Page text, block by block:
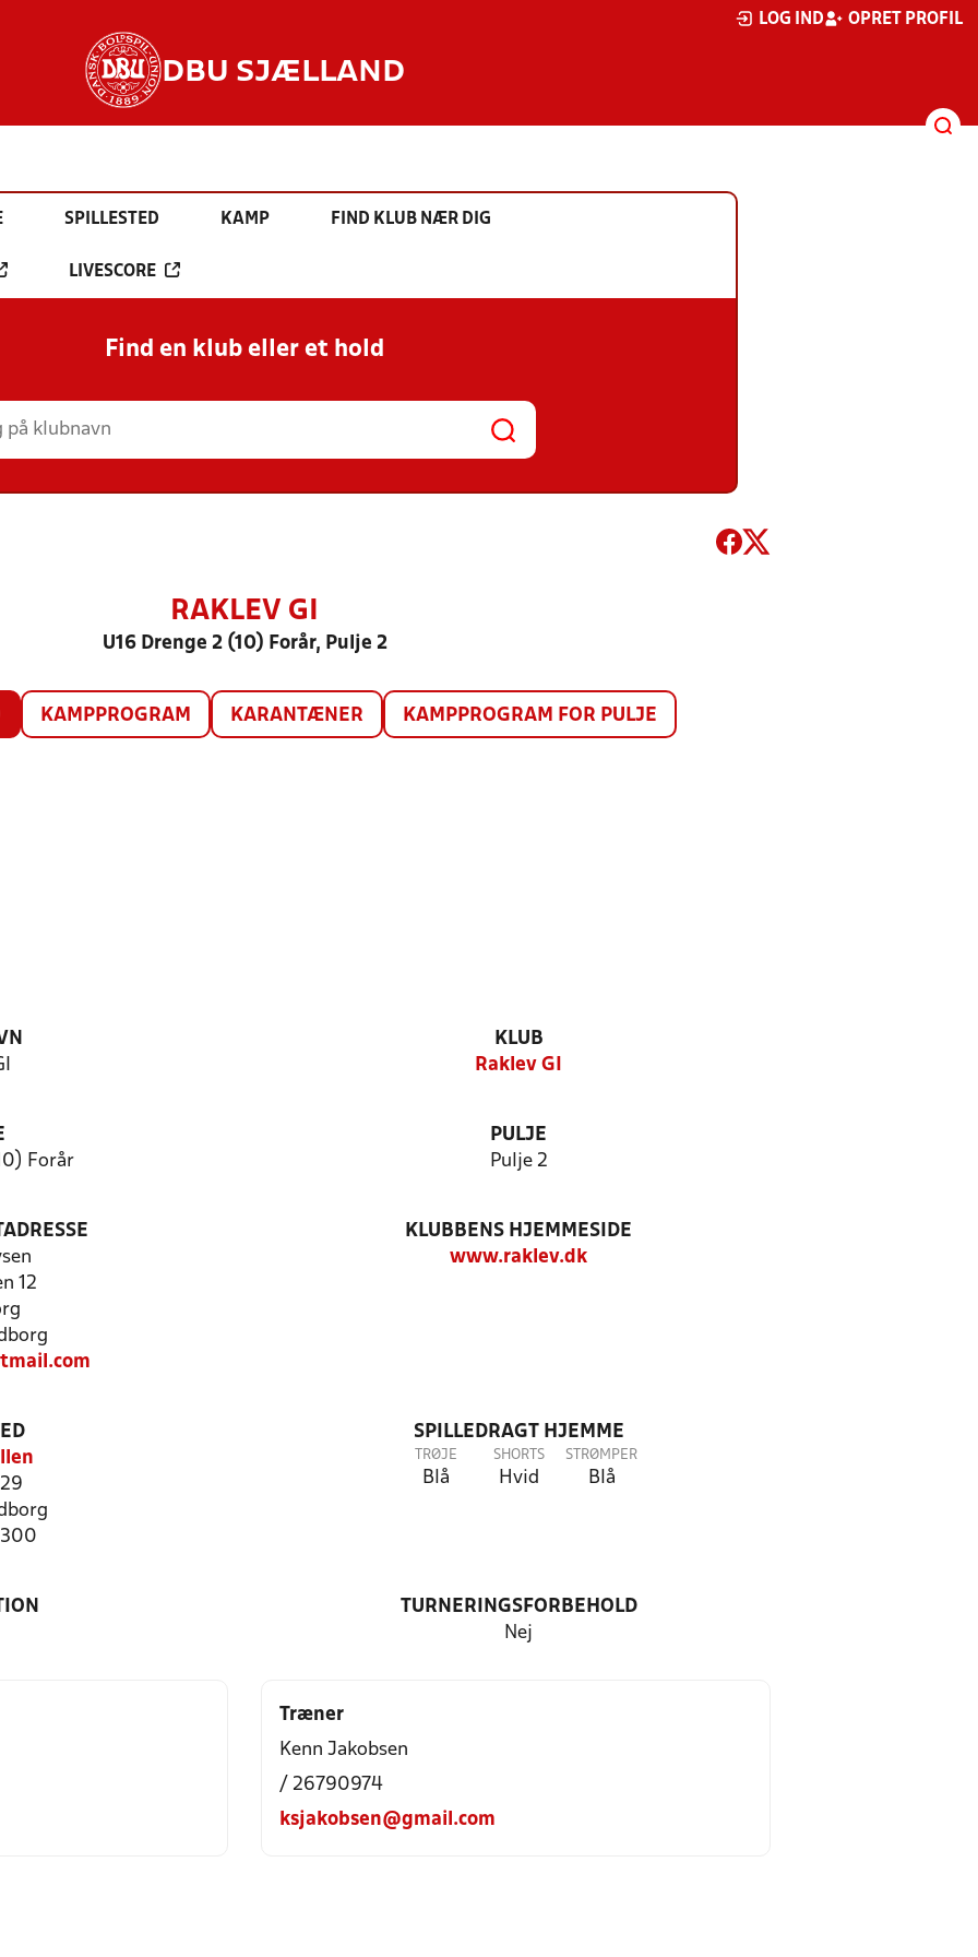
LOG IND OPRET PROFIL
DBU SJÆLLAND
SPILLESTED KAMP FIND KLUB NÆR DIG
LIVESCORE
Find en klub eller et hold
RAKLEV GI
U16 Drenge 2 (10) Forår, Pulje 2
KAMPPROGRAM KARANTÆNER KAMPPROGRAM FOR PULJE
KLUB
Raklev GI
Forår
PULJE
Pulje 2
12
KLUBBENS HJEMMESIDE
www.raklev.dk
SPILLEDRAGT HJEMME
TRØJE
Blå
SHORTS
Hvid
STRØMPER
Blå
TURNERINGSFORBEHOLD
Nej
Træner
Kenn Jakobsen
/ 26790974
ksjakobsen@gmail.com